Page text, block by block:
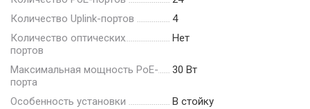
Количество Uplink-портов
4
Количество оптических
портов
Нет
Максимальная мощность PoE-
порта
30 Вт
Особенность установки
В стойку